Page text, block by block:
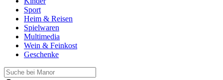
Sport
Heim & Reisen
Spielwaren
Multimedia
Wein & Feinkost
Geschenke